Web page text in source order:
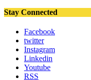
Stay Connected
Facebook
twitter
Instagram
Linkedin
Youtube
RSS